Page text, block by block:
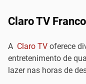
Claro TV
A Claro TV oferece
entretenimento de
lazer nas horas de